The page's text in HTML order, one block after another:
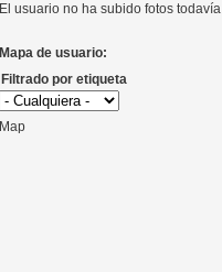
El usuario no ha subido fotos todavía
Mapa de usuario:
Filtrado por etiqueta
Map